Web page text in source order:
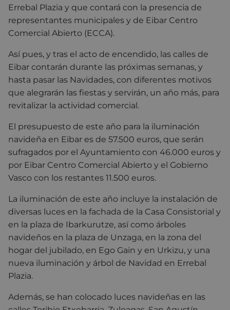
Errebal Plazia y que contará con la presencia de
representantes municipales y de Eibar Centro
Comercial Abierto (ECCA).
Así pues, y tras el acto de encendido, las calles de
Eibar contarán durante las próximas semanas, y
hasta pasar las Navidades, con diferentes motivos
que alegrarán las fiestas y servirán, un año más, para
revitalizar la actividad comercial.
El presupuesto de este año para la iluminación
navideña en Eibar es de 57.500 euros, que serán
sufragados por el Ayuntamiento con 46.000 euros y
por Eibar Centro Comercial Abierto y el Gobierno
Vasco con los restantes 11.500 euros.
La iluminación de este año incluye la instalación de
diversas luces en la fachada de la Casa Consistorial y
en la plaza de Ibarkurutze, así como árboles
navideños en la plaza de Unzaga, en la zona del
hogar del jubilado, en Ego Gain y en Urkizu, y una
nueva iluminación y árbol de Navidad en Errebal
Plazia.
Además, se han colocado luces navideñas en las